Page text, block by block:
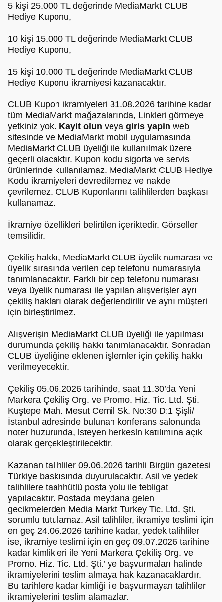
5 kişi 25.000 TL değerinde MediaMarkt CLUB
Hediye Kuponu,
10 kişi 15.000 TL değerinde MediaMarkt CLUB
Hediye Kuponu,
15 kişi 10.000 TL değerinde MediaMarkt CLUB
Hediye Kuponu ikramiyesi kazanacaktır.
CLUB Kupon ikramiyeleri 31.08.2026 tarihine kadar
tüm MediaMarkt mağazalarında, Linkleri görmeye
yetkiniz yok. Kayit olun veya giris yapin web
sitesinde ve MediaMarkt mobil uygulamasında
MediaMarkt CLUB üyeliği ile kullanılmak üzere
geçerli olacaktır. Kupon kodu sigorta ve servis
ürünlerinde kullanılamaz. MediaMarkt CLUB Hediye
Kodu ikramiyeleri devredilemez ve nakde
çevrilemez. CLUB Kuponlarını talihlilerden başkası
kullanamaz.
İkramiye özellikleri belirtilen içeriktedir. Görseller
temsilidir.
Çekiliş hakkı, MediaMarkt CLUB üyelik numarası ve
üyelik sırasında verilen cep telefonu numarasıyla
tanımlanacaktır. Farklı bir cep telefonu numarası
veya üyelik numarası ile yapılan alışverişler ayrı
çekiliş hakları olarak değerlendirilir ve aynı müşteri
için birleştirilmez.
Alışverişin MediaMarkt CLUB üyeliği ile yapılması
durumunda çekiliş hakkı tanımlanacaktır. Sonradan
CLUB üyeliğine eklenen işlemler için çekiliş hakkı
verilmeyecektir.
Çekiliş 05.06.2026 tarihinde, saat 11.30’da Yeni
Markera Çekiliş Org. ve Promo. Hiz. Tic. Ltd. Şti.
Kuştepe Mah. Mesut Cemil Sk. No:30 D:1 Şişli/
İstanbul adresinde bulunan konferans salonunda
noter huzurunda, isteyen herkesin katılımına açık
olarak gerçekleştirilecektir.
Kazanan talihliler 09.06.2026 tarihli Birgün gazetesi
Türkiye baskısında duyurulacaktır. Asil ve yedek
talihlilere taahhütlü posta yolu ile tebligat
yapılacaktır. Postada meydana gelen
gecikmelerden Media Markt Turkey Tic. Ltd. Şti.
sorumlu tutulamaz. Asil talihliler, ikramiye teslimi için
en geç 24.06.2026 tarihine kadar, yedek talihliler
ise, ikramiye teslimi için en geç 09.07.2026 tarihine
kadar kimlikleri ile Yeni Markera Çekiliş Org. ve
Promo. Hiz. Tic. Ltd. Şti.’ ye başvurmaları halinde
ikramiyelerini teslim almaya hak kazanacaklardır.
Bu tarihlere kadar kimliği ile başvurmayan talihliler
ikramiyelerini teslim alamazlar.